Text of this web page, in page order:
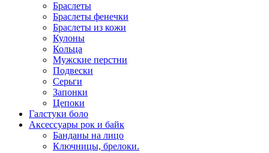
Браслеты
Браслеты фенечки
Браслеты из кожи
Кулоны
Кольца
Мужские перстни
Подвески
Серьги
Запонки
Цепоки
Галстуки боло
Аксессуары рок и байк
Банданы на лицо
Ключницы, брелоки.